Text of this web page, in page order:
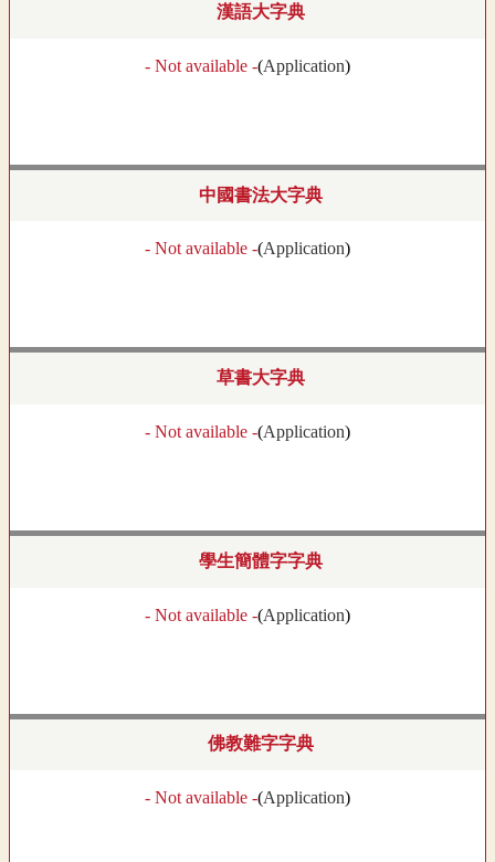
漢語大字典
- Not available -(Application)
中國書法大字典
- Not available -(Application)
草書大字典
- Not available -(Application)
學生簡體字字典
- Not available -(Application)
佛教難字字典
- Not available -(Application)